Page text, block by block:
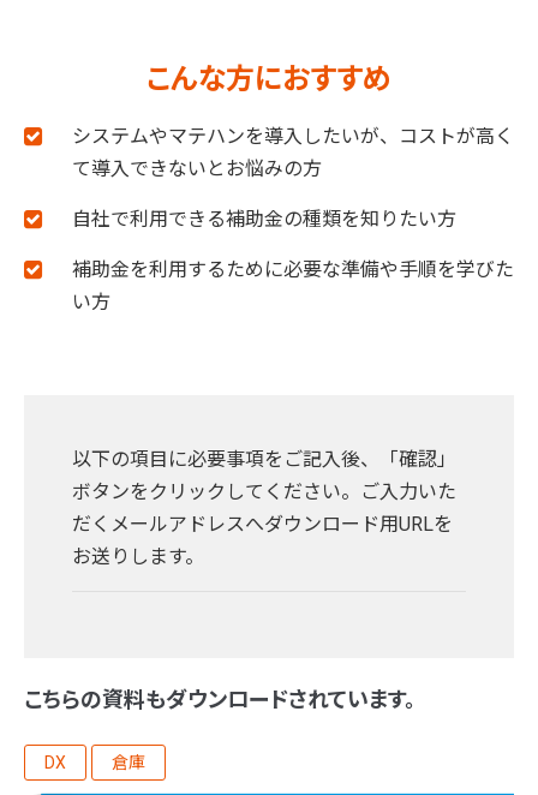
こんな方におすすめ
システムやマテハンを導入したいが、コストが高く
て導入できないとお悩みの方
自社で利用できる補助金の種類を知りたい方
補助金を利用するために必要な準備や手順を学びた
い方
以下の項目に必要事項をご記入後、「確認」
ボタンをクリックしてください。ご入力いた
だくメールアドレスへダウンロード用URLを
お送りします。
こちらの資料もダウンロードされています。
DX 倉庫